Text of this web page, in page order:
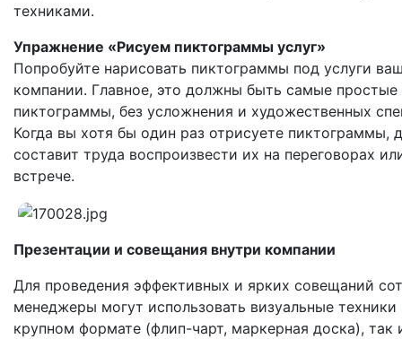
техниками.
Упражнение «Рисуем пиктограммы услуг»
Попробуйте нарисовать пиктограммы под услуги
компании. Главное, это должны быть самые простые
пиктограммы, без усложнения и художественных
Когда вы хотя бы один раз отрисуете пиктограммы,
составит труда воспроизвести их на переговорах
встрече.
Презентации и совещания внутри компании
Для проведения эффективных и ярких совещаний
менеджеры могут использовать визуальные техники
крупном формате (флип-чарт, маркерная доска), так